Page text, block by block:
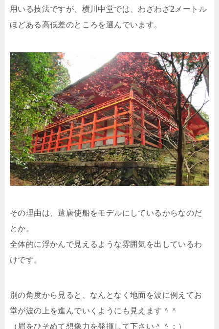
用いる技法ですが、横川中堂では、わざわざ2メートル
ほどある高低差のところを選んでいます。
その理由は、遣唐使船をモデルにしているからなのだ
とか。
全体的に浮かんで見えるような雰囲気を出しているわ
けです。
別の角度から見ると、なんとなく地面を波に例えてお
堂が波の上を進んでいくようにも見えます＾＾
（眉をひそめて想像力を発揮して下さい＾＾；）